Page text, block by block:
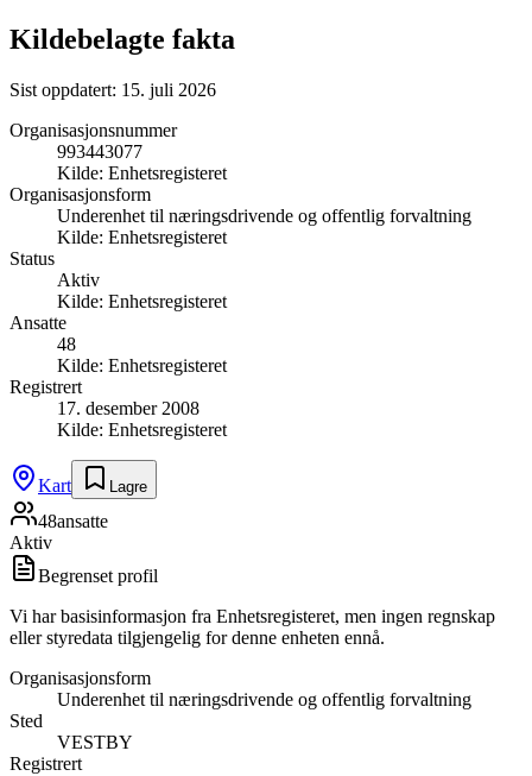
Kildebelagte fakta
Sist oppdatert: 15. juli 2026
Organisasjonsnummer
993443077
Kilde: Enhetsregisteret
Organisasjonsform
Underenhet til næringsdrivende og offentlig forvaltning
Kilde: Enhetsregisteret
Status
Aktiv
Kilde: Enhetsregisteret
Ansatte
48
Kilde: Enhetsregisteret
Registrert
17. desember 2008
Kilde: Enhetsregisteret
Kart Lagre
48ansatte
Aktiv
Begrenset profil
Vi har basisinformasjon fra Enhetsregisteret, men ingen regnskap
eller styredata tilgjengelig for denne enheten ennå.
Organisasjonsform
Underenhet til næringsdrivende og offentlig forvaltning
Sted
VESTBY
Registrert